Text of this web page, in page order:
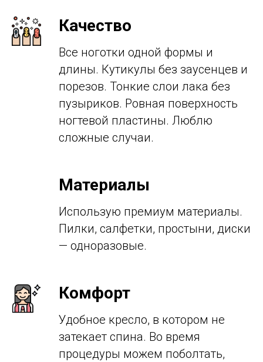
Качество
Все ноготки одной формы и
длины. Кутикулы без заусенцев и
порезов. Тонкие слои лака без
пузыриков. Ровная поверхность
ногтевой пластины. Люблю
сложные случаи.
Материалы
Использую премиум материалы.
Пилки, салфетки, простыни, диски
— одноразовые.
Комфорт
Удобное кресло, в котором не
затекает спина. Во время
процедуры можем поболтать,